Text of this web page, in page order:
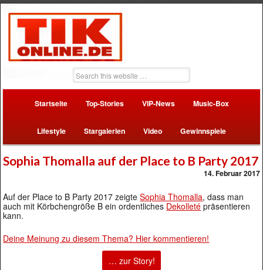
Startseite Top-Stories VIP-News Music-Box
Lifestyle Stargalerien Video Gewinnspiele
Sophia Thomalla auf der Place to B Party 2017
14. Februar 2017
Auf der Place to B Party 2017 zeigteSophia Thomalla, dass man
auch mit Körbchengröße B ein ordentliches Dekolleté präsentieren
kann.
Deine Meinung zu diesem Thema? Hier kommentieren!
… zur Story!